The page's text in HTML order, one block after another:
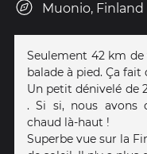
Muonio, Finland
Seulement 42 km
balade à pied. Ça fait
Un petit dénivelé de
. Si si, nous avons
chaud là-haut !
Superbe vue sur la